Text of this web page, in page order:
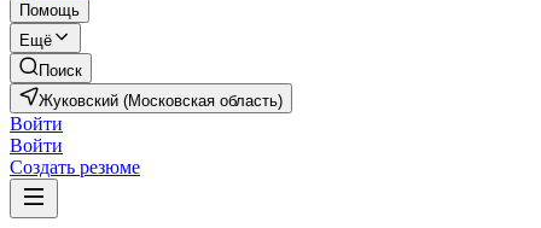
Помощь
Ещё
Поиск
Жуковский (Московская область)
Войти
Войти
Создать резюме